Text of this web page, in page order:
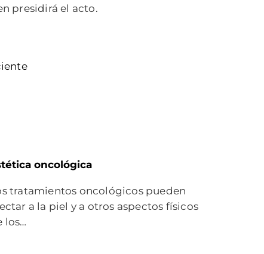
presidirá el acto.
oncológica
tratamientos oncológicos pueden
a la piel y a otros aspectos físicos
los…